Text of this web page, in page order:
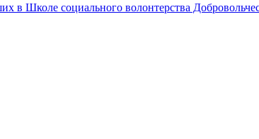
в Школе социального волонтерства